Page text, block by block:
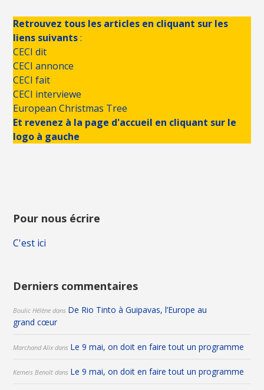
Retrouvez tous les articles en cliquant sur les
liens suivants:
CECI dit
CECI annonce
CECI fait
CECI interviewe
European Christmas Tree
Et revenez à la page d'accueil en cliquant sur le
logo à gauche
Pour nous écrire
C'est ici
Derniers commentaires
Boulic Hélène dans De Rio Tinto à Guipavas, l’Europe au
grand cœur
Marchand Alix dans Le 9 mai, on doit en faire tout un programme
Kerneis Benoît dans Le 9 mai, on doit en faire tout un programme